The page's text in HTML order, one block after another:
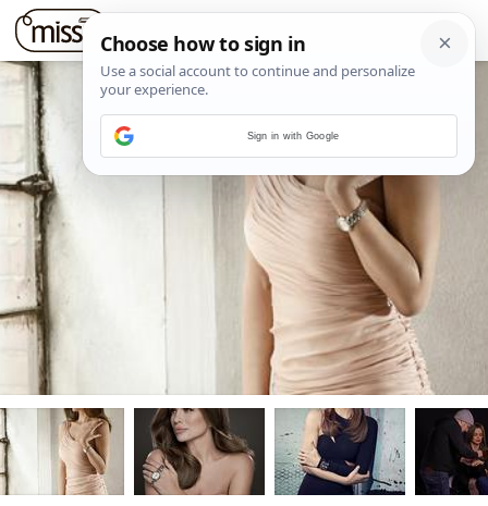
Sign in with Google